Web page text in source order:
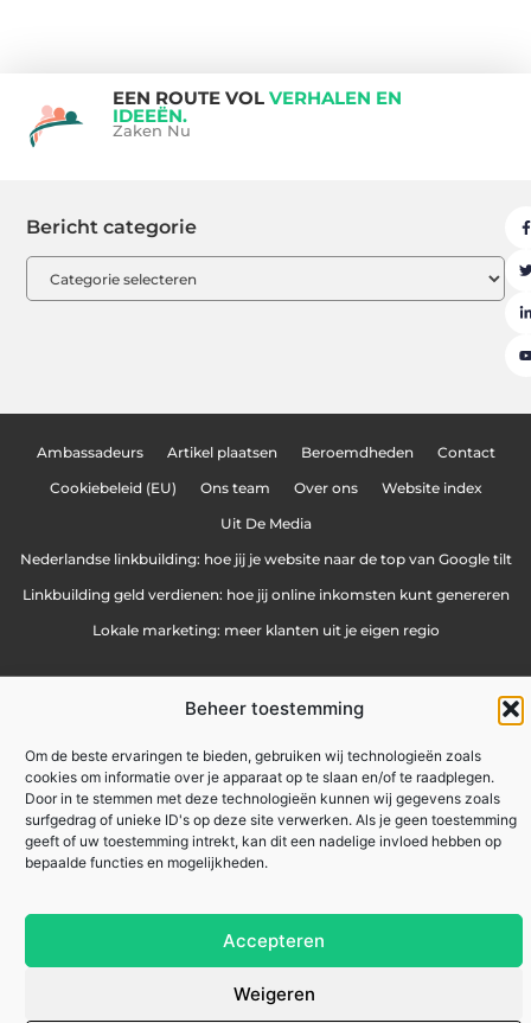
Beheer toestemming
Om de beste ervaringen te bieden, gebruiken wij technologieën zoals
cookies om informatie over je apparaat op te slaan en/of te raadplegen.
Door in te stemmen met deze technologieën kunnen wij gegevens zoals
surfgedrag of unieke ID's op deze site verwerken. Als je geen toestemming
geeft of uw toestemming intrekt, kan dit een nadelige invloed hebben op
bepaalde functies en mogelijkheden.
Accepteren
Weigeren
EEN ROUTE VOL VERHALEN EN
IDEEËN.
Zaken Nu
Bericht categorie
Ambassadeurs Artikel plaatsen Beroemdheden Contact
Cookiebeleid (EU) Ons team Over ons Website index
Uit De Media
Nederlandse linkbuilding: hoe jij je website naar de top van Google tilt
Linkbuilding geld verdienen: hoe jij online inkomsten kunt genereren
Lokale marketing: meer klanten uit je eigen regio
All Rights Reserved © 2025
zakennu.be